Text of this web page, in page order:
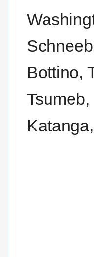
Bottino,